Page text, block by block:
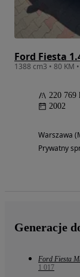
Ford Fiesta
220 769
2002
Warszawa
Prywatny
Generacje
Ford Fiesta
1 017